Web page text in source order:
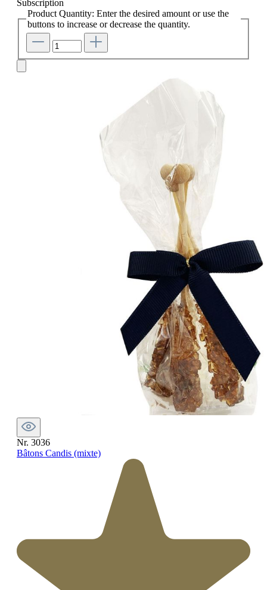
Subscription
Product Quantity: Enter the desired amount or use the
buttons to increase or decrease the quantity.
Nr. 3036
Bâtons Candis (mixte)